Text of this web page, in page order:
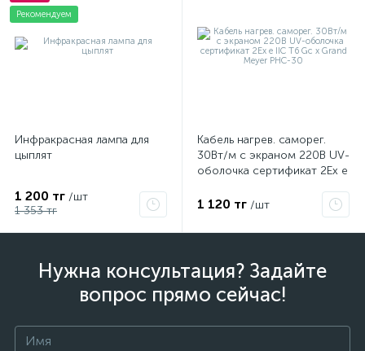
Рекомендуем
Инфракрасная лампа для
цыплят
1 200 тг /шт
1 353 тг
Кабель нагрев. саморег.
30Вт/м с экраном 220В UV-
оболочка сертификат 2Ex e
PHC-30
1 120 тг /шт
Нужна консультация? Задайте
вопрос прямо сейчас!